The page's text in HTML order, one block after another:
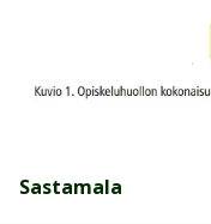
Sastamala